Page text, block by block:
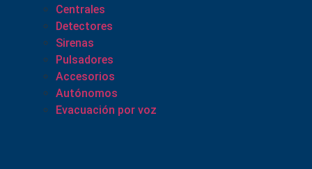
Centrales
Detectores
Sirenas
Pulsadores
Accesorios
Autónomos
Evacuación por voz